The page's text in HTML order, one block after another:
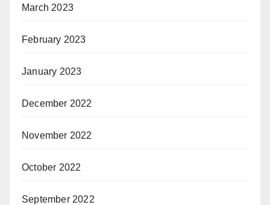
March 2023
February 2023
January 2023
December 2022
November 2022
October 2022
September 2022